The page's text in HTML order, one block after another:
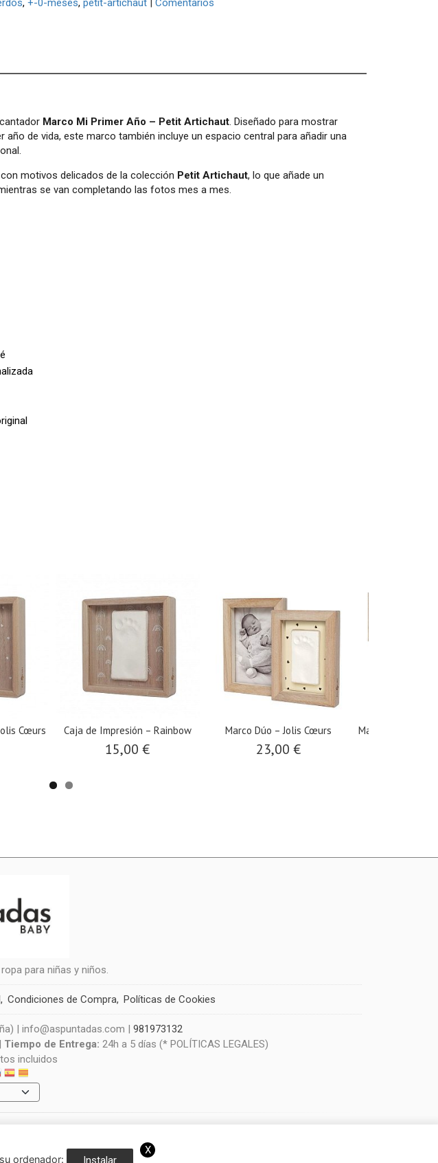
+-0-meses petit-artichaut | Comentarios
Marco Mi Primer Año – Petit Artichaut . Diseñado para mostrar
de vida, este marco también incluye un espacio central para añadir una
motivos delicados de la colección Petit Artichaut, lo que añade un
se van completando las fotos mes a mes.
Impresión – Rainbow Marco Dúo – Jolis Cœurs ​Marco de Rompecabezas – Olive
para niñas y niños.
Condiciones de Compra Políticas de Cookies
| info@aspuntadas.com |981973132
Tiempo de Entrega: 24h a 5 días (* POLÍTICAS LEGALES)
incluidos
ordenador: Instalar
X